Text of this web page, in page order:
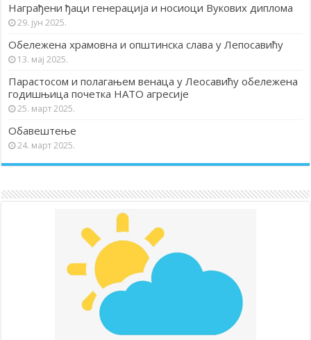
Награђени ђаци генерација и носиоци Вукових диплома
29. јун 2025.
Обележена храмовна и општинска слава у Лепосавићу
13. мај 2025.
Парастосом и полагањем венаца у Леосавићу обележена
годишњица почетка НАТО агресије
25. март 2025.
Обавештење
24. март 2025.